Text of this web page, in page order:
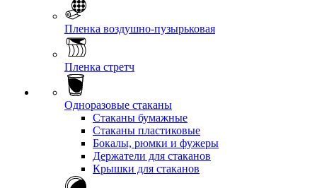
Пленка воздушно-пузырьковая
Пленка стретч
Одноразовые стаканы
Стаканы бумажные
Стаканы пластиковые
Бокалы, рюмки и фужеры
Держатели для стаканов
Крышки для стаканов